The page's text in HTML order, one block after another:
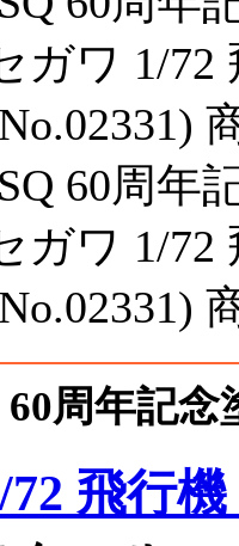
60周年記
72 飛行